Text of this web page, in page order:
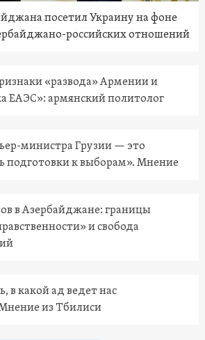
посетил Украину на фоне
российских отношений
«развода» Армении и
ЕАЭС»: армянский политолог
министра Грузии — это
подготовки к выборам». Мнение
в Азербайджане: границы
и свобода
в какой ад ведет нас
из Тбилиси